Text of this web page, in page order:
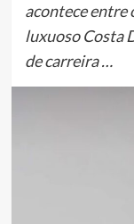
acontece entre
luxuoso Costa
de carreira …